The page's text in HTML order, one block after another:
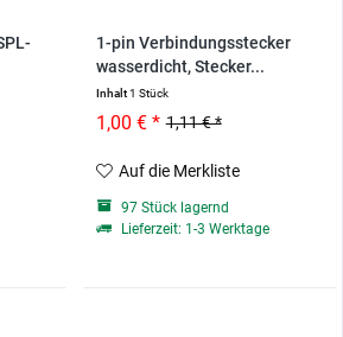
1-pin Verbindungsstecker
wasserdicht, Stecker...
Inhalt1 Stück
1,11 € *
1,00 € *
Auf die Merkliste
97 Stück lagernd
Lieferzeit: 1-3 Werktage